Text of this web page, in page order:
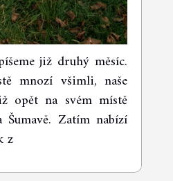
již druhý měsíc.
mnozí všimli, naše
opět na svém místě
Zatím nabízí
z